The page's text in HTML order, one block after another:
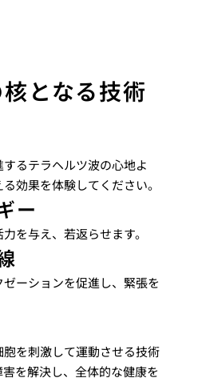
となる技術
るテラヘルツ波の心地よ
効果を体験してください。
ー
を与え、若返らせます。
ーションを促進し、緊張を
を刺激して運動させる技術
を解決し、全体的な健康を